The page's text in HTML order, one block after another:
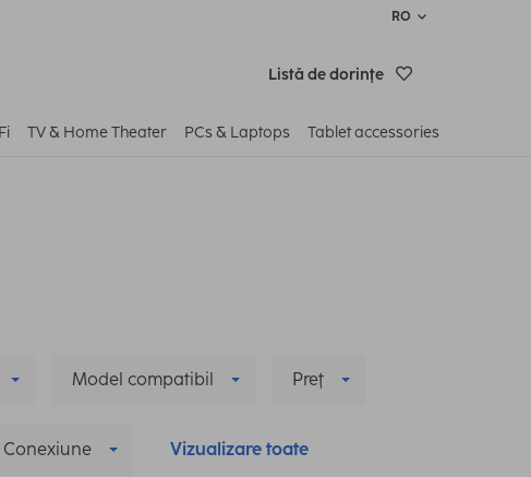
RO
Listă de dorinţe
TV & Home Theater PCs & Laptops Tablet accessories
Model compatibil Preţ
Conexiune Vizualizare toate